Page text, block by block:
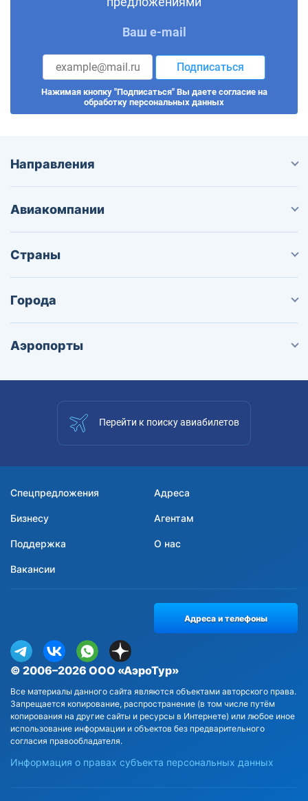
Ваш e-mail
Подписаться
Нажимая кнопку "Подписаться" Вы даете согласие на
обработку персональных данных
Направления
Авиакомпании
Страны
Города
Аэропорты
Перейти к поиску авиабилетов
Спецпредложения Адреса
Бизнесу Агентам
Поддержка О нас
Вакансии
© 2006–2026 ООО «АэроТур»
Все материалы данного сайта являются объектами авторского права.
Запрещается копирование, распространение (в том числе путём
копирования на другие сайты и ресурсы в Интернете) или любое иное
использование информации и объектов без предварительного
согласия правообладателя.
Информация о правах субъекта персональных данных
Адреса и телефоны